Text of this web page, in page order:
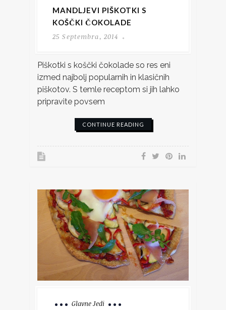
MANDLJEVI PIŠKOTKI S
KOŠČKI ČOKOLADE
25 Septembra, 2014
Piškotki s koščki čokolade so res eni
izmed najbolj popularnih in klasičnih
piškotov. S temle receptom si jih lahko
pripravite povsem
CONTINUE READING
Glavne Jedi